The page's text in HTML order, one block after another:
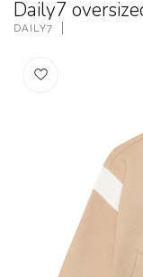
Daily7
DAILY7